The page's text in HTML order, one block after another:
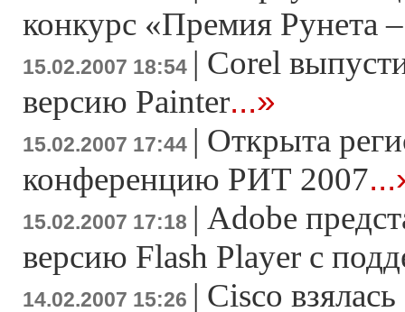
конкурс «Премия Рунета
15.02.2007 18:54 | Corel
версию Painter...»
15.02.2007 17:44 | Открыта
конференцию РИТ 2007
15.02.2007 17:18 | Adobe
версию Flash Player c
14.02.2007 15:26 | Cisco